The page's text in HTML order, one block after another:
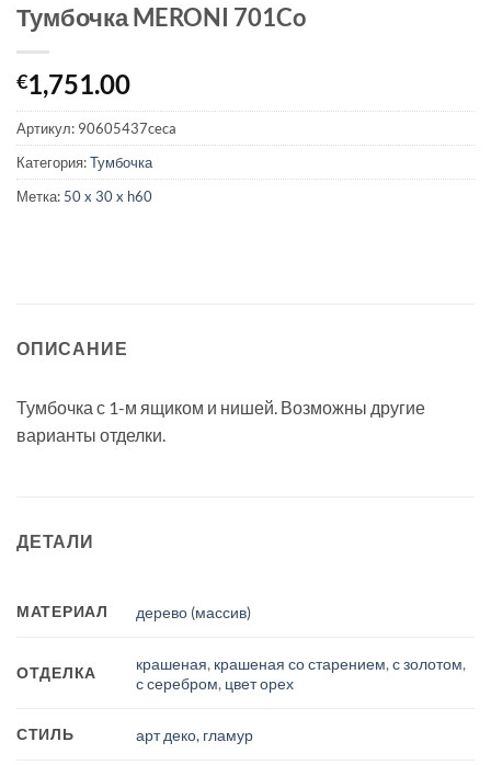
Тумбочка MERONI 701Co
€1,751.00
Артикул: 90605437ceca
Категория:Тумбочка
Метка: 50 x 30 x h60
ОПИСАНИЕ
Тумбочка с 1-м ящиком и нишей. Возможны другие
варианты отделки.
ДЕТАЛИ
МАТЕРИАЛ дерево (массив)
ОТДЕЛКА
крашеная, крашеная со старением,с золотом,
с серебром, цвет орех
СТИЛЬ арт деко, гламур